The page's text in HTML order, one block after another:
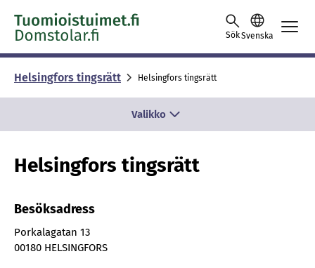
Skip to content -saavutettavuusohje
SökSvenska
Helsing­fors tings­rätt Helsingfors tingsrätt
Valikko
Helsingfors tingsrätt
Besöksadress
Porkalagatan 13
00180 HELSINGFORS